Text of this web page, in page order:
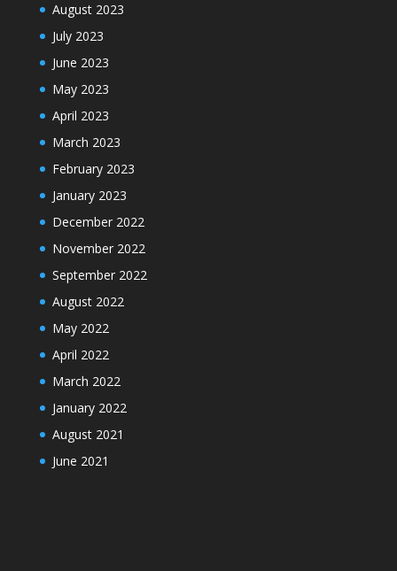
August 2023
July 2023
June 2023
May 2023
April 2023
March 2023
February 2023
January 2023
December 2022
November 2022
September 2022
August 2022
May 2022
April 2022
March 2022
January 2022
August 2021
June 2021